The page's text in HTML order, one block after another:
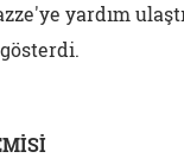
yardım